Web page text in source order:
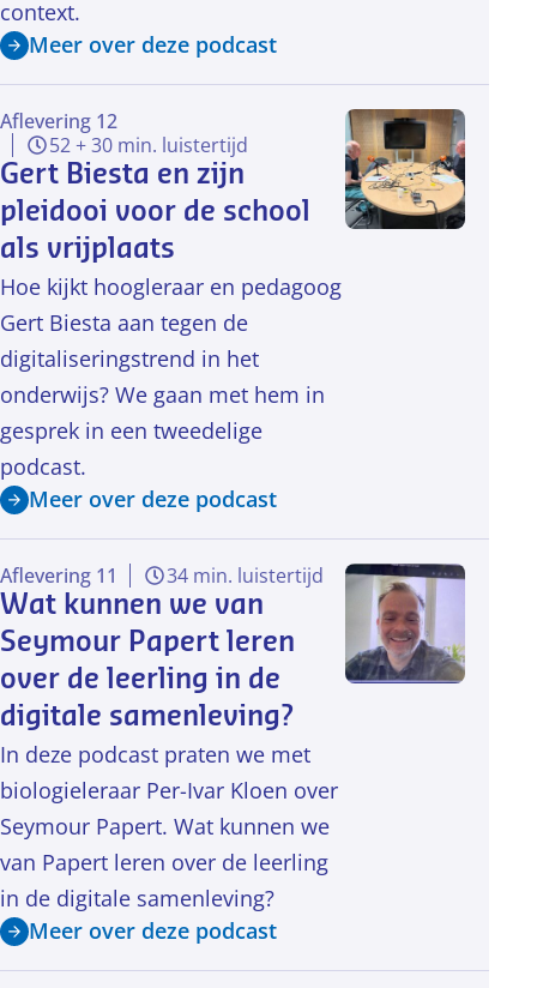
context.
Meer over deze podcast
Gert Biesta en zijn
pleidooi voor de school
als vrijplaats
Hoe kijkt hoogleraar en pedagoog
Gert Biesta aan tegen de
digitaliseringstrend in het
onderwijs? We gaan met hem in
gesprek in een tweedelige
podcast.
Aflevering 12
52 + 30 min. luistertijd
Meer over deze podcast
Wat kunnen we van
Seymour Papert leren
over de leerling in de
digitale samenleving?
In deze podcast praten we met
biologieleraar Per-Ivar Kloen over
Seymour Papert. Wat kunnen we
van Papert leren over de leerling
in de digitale samenleving?
Aflevering 11 34 min. luistertijd
Meer over deze podcast